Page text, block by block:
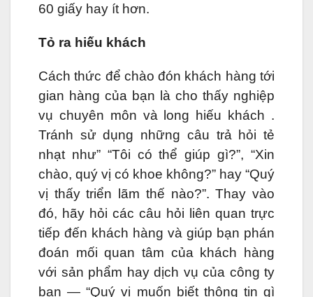
60 giấy hay ít hơn.
Tỏ ra hiếu khách
Cách thức để chào đón khách hàng tới
gian hàng của bạn là cho thấy nghiệp
vụ chuyên môn và long hiếu khách .
Tránh sử dụng những câu trả hỏi tẻ
nhạt như” “Tôi có thể giúp gì?”, “Xin
chào, quý vị có khoe không?” hay “Quý
vị thấy triển lãm thế nào?”. Thay vào
đó, hãy hỏi các câu hỏi liên quan trực
tiếp đến khách hàng và giúp bạn phán
đoán mối quan tâm của khách hàng
với sản phẩm hay dịch vụ của công ty
bạn — “Quý vị muốn biết thông tin gì